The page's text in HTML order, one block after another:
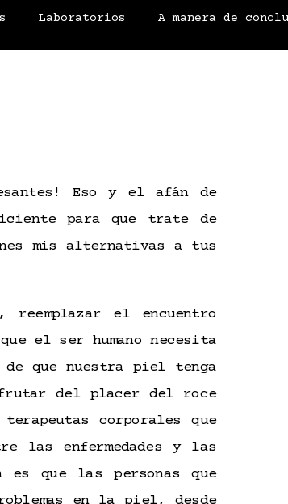
Laboratorios A manera de
Eso y el afán de
para que trate de
mis alternativas a tus
el encuentro
el ser humano necesita
que nuestra piel tenga
del placer del roce
corporales que
las enfermedades y las
es que las personas que
en la piel, desde